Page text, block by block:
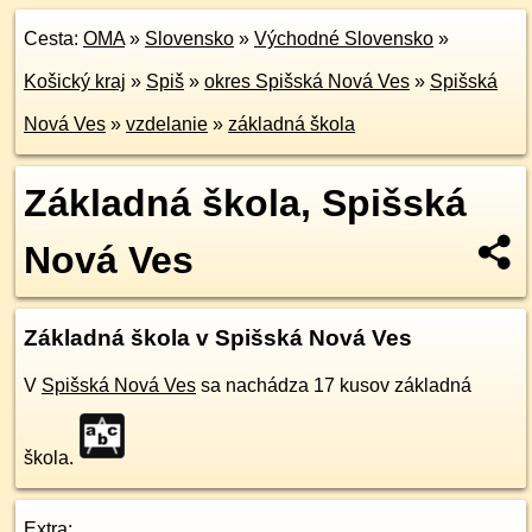
Cesta: OMA» Slovensko » Východné Slovensko »
Košický kraj » Spiš » okres Spišská Nová Ves » Spišská
Nová Ves » vzdelanie » základná škola
Základná škola, Spišská
Nová Ves
Základná škola v Spišská Nová Ves
V Spišská Nová Ves sa nachádza 17 kusov základná
škola.